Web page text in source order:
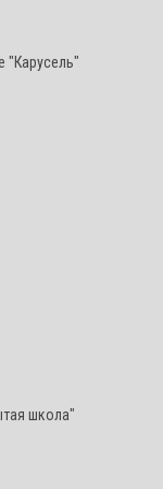
"Карусель"
школа"